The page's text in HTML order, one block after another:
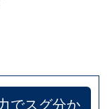
でスグ分か